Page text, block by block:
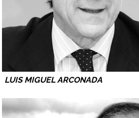
LUIS MIGUEL ARCONADA